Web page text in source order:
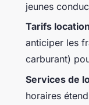
jeunes
Tarifs
anticiper les
carburant)
Services de
horaires